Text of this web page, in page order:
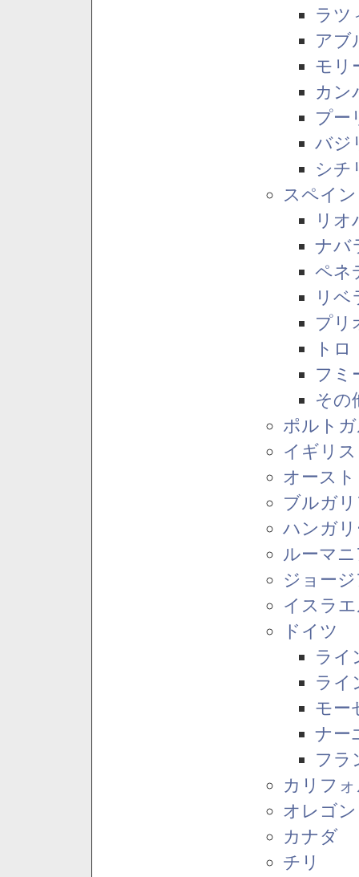
ラツ
アブ
モリ
カン
プー
バジ
シチ
スペイン
リオ
ナバ
ペネ
リベ
プリ
トロ
フミ
その
ポルト
イギリス
オース
ブルガ
ハンガ
ルーマ
ジョー
イスラ
ドイツ
ライ
ライ
モー
ナー
フラ
カリフ
オレゴ
カナダ
チリ